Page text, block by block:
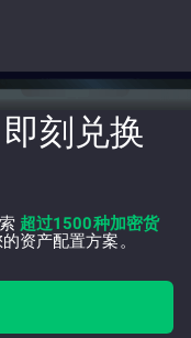
即刻兑换
超过1500种加密货
资产配置方案。